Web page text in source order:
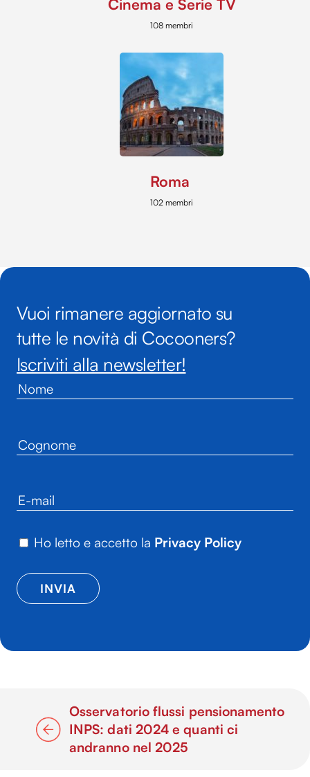
Cinema e Serie TV
108 membri
Roma
102 membri
Vuoi rimanere aggiornato su
tutte le novità di Cocooners?
Iscriviti alla newsletter!
Ho letto e accetto la Privacy Policy
Osservatorio flussi pensionamento
INPS: dati 2024 e quanti ci
andranno nel 2025